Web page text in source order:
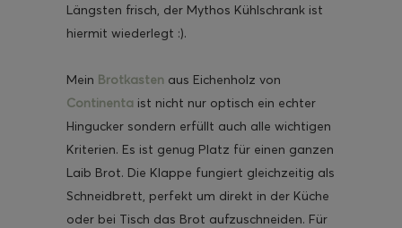
Längsten frisch, der Mythos Kühlschrank ist
hiermit wiederlegt :).
Mein Brotkasten aus Eichenholz von
Continenta ist nicht nur optisch ein echter
Hingucker sondern erfüllt auch alle wichtigen
Kriterien. Es ist genug Platz für einen ganzen
Laib Brot. Die Klappe fungiert gleichzeitig als
Schneidbrett, perfekt um direkt in der Küche
oder bei Tisch das Brot aufzuschneiden. Für